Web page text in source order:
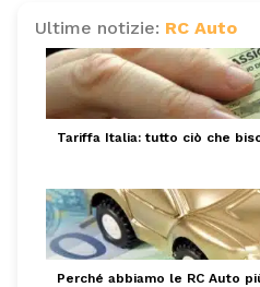
Ultime notizie: RC Auto
Tariffa Italia: tutto ciò che
Perché abbiamo le RC Auto